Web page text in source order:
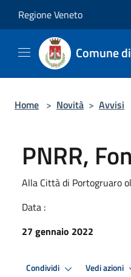
Regione Veneto
Comune
Home > Novità > Avvisi
PNRR,
Alla Città di Portogruaro
Data :
27 gennaio 2022
Condividi Vedi azioni